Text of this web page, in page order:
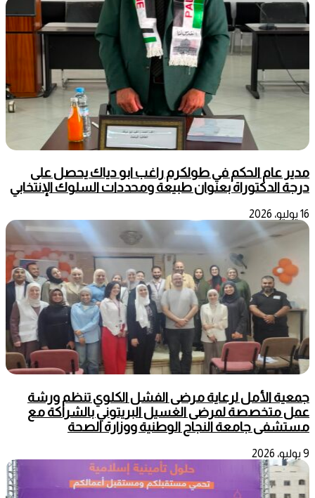
مدير عام الحكم في طولكرم راغب ابو دياك يحصل على
درجة الدكتوراة بعنوان طبيعة ومحددات السلوك الإنتخابي
16 يوليو، 2026
جمعية الأمل لرعاية مرضى الفشل الكلوي تنظم ورشة
عمل متخصصة لمرضى الغسيل البريتوني بالشراكة مع
مستشفى جامعة النجاح الوطنية ووزارة الصحة
9 يوليو، 2026